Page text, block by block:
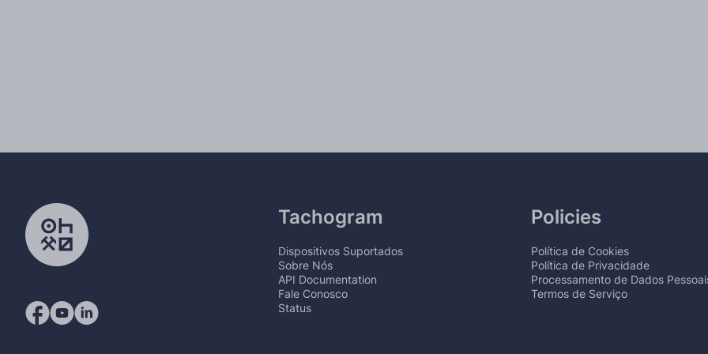
Tachogram
Dispositivos Suportados
Sobre Nós
API Documentation
Fale Conosco
Status
Policies
Política de Cookies
Política de Privacidade
Processamento de Dados
Termos de Serviço